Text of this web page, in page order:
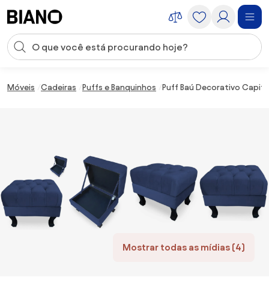
Entrada de pesquisa
Móveis Cadeiras Puffs e Banquinhos Puff Baú Decorativo
Mostrar todas as mídias (4)